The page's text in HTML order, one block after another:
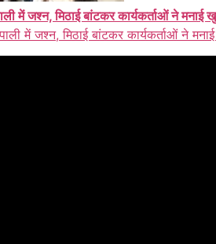
में जश्न, मिठाई बांटकर कार्यकर्ताओं ने मनाई
में जश्न, मिठाई बांटकर कार्यकर्ताओं ने